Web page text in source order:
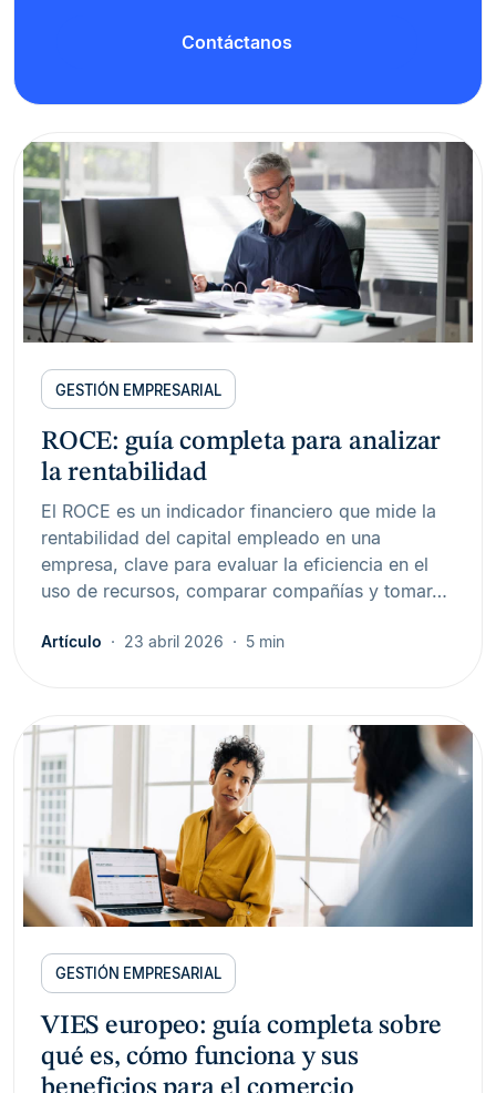
Contáctanos
GESTIÓN EMPRESARIAL
ROCE: guía completa para analizar
la rentabilidad
El ROCE es un indicador financiero que mide la
rentabilidad del capital empleado en una
empresa, clave para evaluar la eficiencia en el
uso de recursos, comparar compañías y tomar…
Artículo 23 abril 2026 5 min
GESTIÓN EMPRESARIAL
VIES europeo: guía completa sobre
qué es, cómo funciona y sus